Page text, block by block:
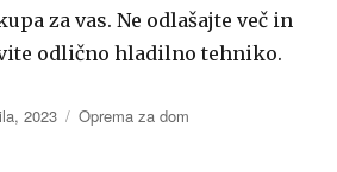
za vas. Ne odlašajte več in
odlično hladilno tehniko.
2023 Kategorije
Oprema za dom